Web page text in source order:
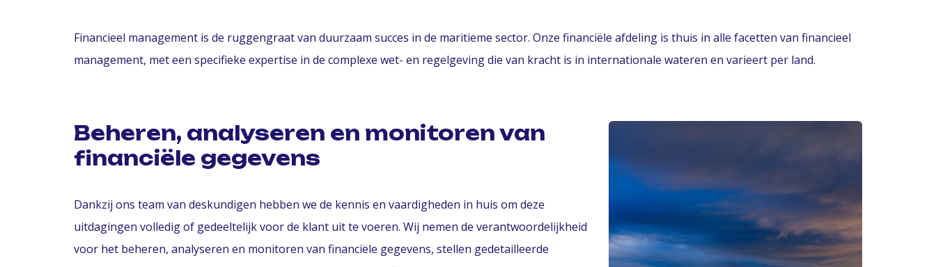
Financieel management is de ruggengraat van duurzaam succes in de maritieme sector. Onze financiële afdeling is thuis in alle facetten van financieel
management, met een specifieke expertise in de complexe wet- en regelgeving die van kracht is in internationale wateren en varieert per land.
Beheren, analyseren en monitoren van
financiële gegevens
Dankzij ons team van deskundigen hebben we de kennis en vaardigheden in huis om deze
uitdagingen volledig of gedeeltelijk voor de klant uit te voeren. Wij nemen de verantwoordelijkheid
voor het beheren, analyseren en monitoren van financiële gegevens, stellen gedetailleerde